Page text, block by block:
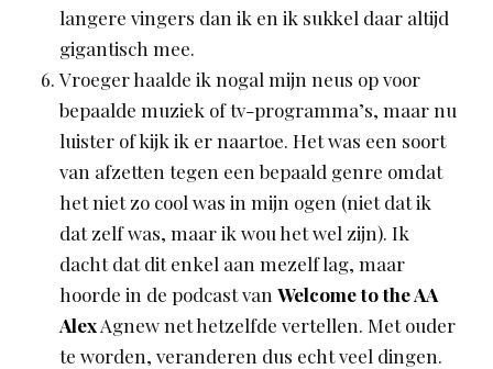
langere vingers dan ik en ik sukkel daar altijd
gigantisch mee.
Vroeger haalde ik nogal mijn neus op voor
bepaalde muziek of tv-programma’s, maar nu
luister of kijk ik er naartoe. Het was een soort
van afzetten tegen een bepaald genre omdat
het niet zo cool was in mijn ogen (niet dat ik
dat zelf was, maar ik wou het wel zijn). Ik
dacht dat dit enkel aan mezelf lag, maar
hoorde in de podcast van Welcome to the AA
AlexAgnew net hetzelfde vertellen. Met ouder
te worden, veranderen dus echt veel dingen.